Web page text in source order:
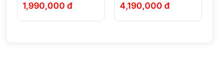
1,990,000 đ 4,190,000 đ